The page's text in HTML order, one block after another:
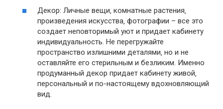
Декор: Личные вещи‚ комнатные растения‚
произведения искусства‚ фотографии – все это
создает неповторимый уют и придает кабинету
индивидуальность. Не перегружайте
пространство излишними деталями‚ но и не
оставляйте его стерильным и безликим. Именно
продуманный декор придает кабинету живой‚
персональный и по-настоящему вдохновляющий
вид.